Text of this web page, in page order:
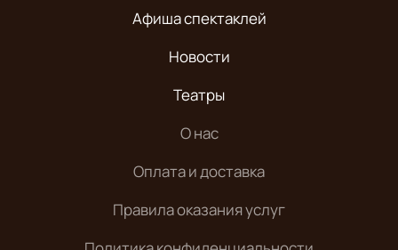
Афиша спектаклей
Новости
Театры
О нас
Оплата и доставка
Правила оказания услуг